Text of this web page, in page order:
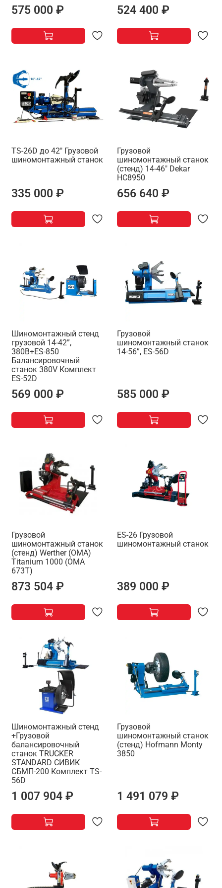
575 000 ₽ 524 400 ₽
TS-26D до 42" Грузовой
шиномонтажный станок
335 000 ₽
Грузовой
шиномонтажный станок
(стенд) 14-46" Dekar
HC8950
656 640 ₽
Шиномонтажный стенд
грузовой 14-42”,
380В+ES-850
Балансировочный
станок 380V Комплект
ES-52D
569 000 ₽
Грузовой
шиномонтажный станок
14-56”, ES-56D
585 000 ₽
Грузовой
шиномонтажный станок
(стенд) Werther (OMA)
Titanium 1000 (OMA
673T)
873 504 ₽
ES-26 Грузовой
шиномонтажный станок
389 000 ₽
Шиномонтажный стенд
+Грузовой
балансировочный
станок TRUCKER
STANDARD СИВИК
СБМП-200 Комплект TS-
56D
1 007 904 ₽
Грузовой
шиномонтажный станок
(стенд) Hofmann Monty
3850
1 491 079 ₽